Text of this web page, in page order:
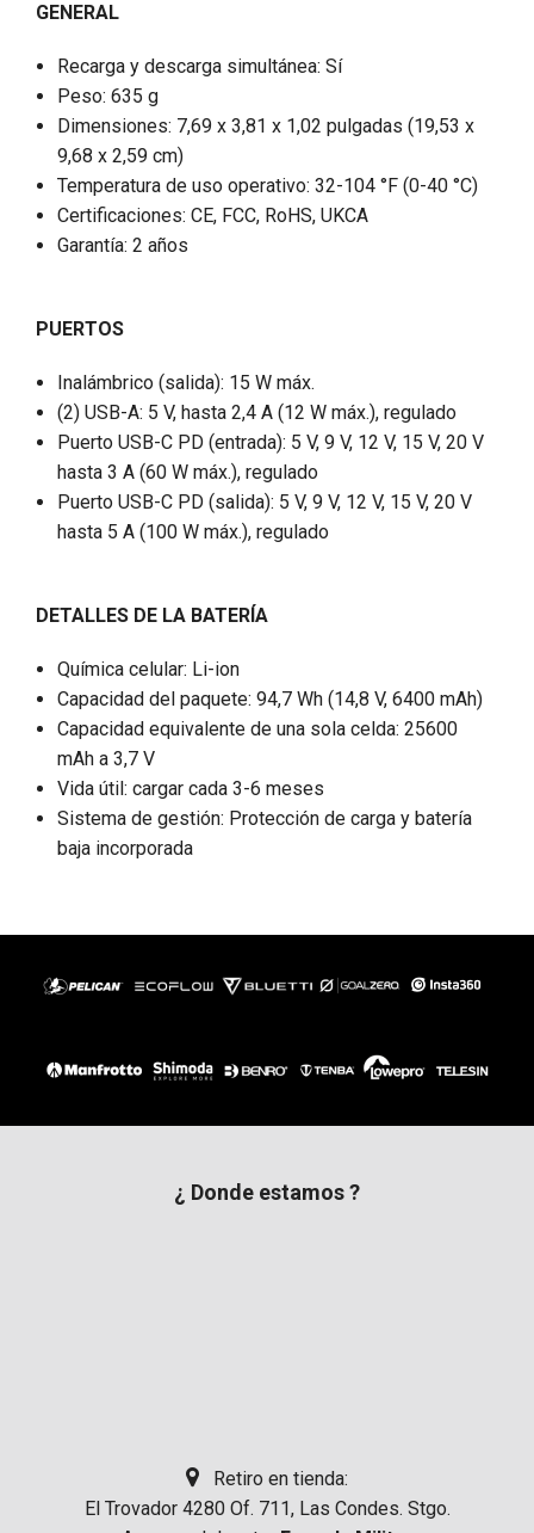
GENERAL
Recarga y descarga simultánea: Sí
Peso: 635 g
Dimensiones: 7,69 x 3,81 x 1,02 pulgadas (19,53 x
9,68 x 2,59 cm)
Temperatura de uso operativo: 32-104 °F (0-40 °C)
Certificaciones: CE, FCC, RoHS, UKCA
Garantía: 2 años
PUERTOS
Inalámbrico (salida): 15 W máx.
(2) USB-A: 5 V, hasta 2,4 A (12 W máx.), regulado
Puerto USB-C PD (entrada): 5 V, 9 V, 12 V, 15 V, 20 V
hasta 3 A (60 W máx.), regulado
Puerto USB-C PD (salida): 5 V, 9 V, 12 V, 15 V, 20 V
hasta 5 A (100 W máx.), regulado
DETALLES DE LA BATERÍA
Química celular: Li-ion
Capacidad del paquete: 94,7 Wh (14,8 V, 6400 mAh)
Capacidad equivalente de una sola celda: 25600
mAh a 3,7 V
Vida útil: cargar cada 3-6 meses
Sistema de gestión: Protección de carga y batería
baja incorporada
¿ Donde estamos ?
Retiro en tienda:
El Trovador 4280 Of. 711, Las Condes. Stgo.